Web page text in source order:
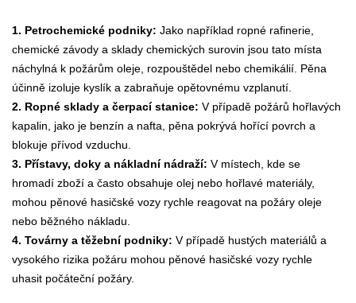
1. Petrochemické podniky: Jako například ropné rafinerie,
chemické závody a sklady chemických surovin jsou tato místa
náchylná k požárům oleje, rozpouštědel nebo chemikálií. Pěna
účinně izoluje kyslík a zabraňuje opětovnému vzplanutí.
2. Ropné sklady a čerpací stanice: V případě požárů hořlavých
kapalin, jako je benzín a nafta, pěna pokrývá hořící povrch a
blokuje přívod vzduchu.
3. Přístavy, doky a nákladní nádraží: V místech, kde se
hromadí zboží a často obsahuje olej nebo hořlavé materiály,
mohou pěnové hasičské vozy rychle reagovat na požáry oleje
nebo běžného nákladu.
4. Továrny a těžební podniky: V případě hustých materiálů a
vysokého rizika požáru mohou pěnové hasičské vozy rychle
uhasit počáteční požáry.